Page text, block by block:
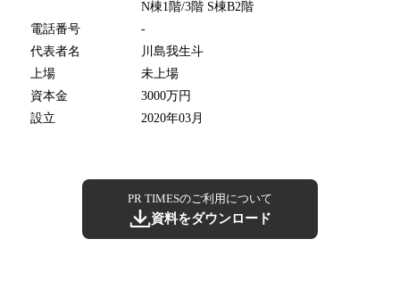
N棟1階/3階 S棟B2階
電話番号
-
代表者名
川島我生斗
上場
未上場
資本金
3000万円
設立
2020年03月
PR TIMESのご利用について
資料をダウンロード